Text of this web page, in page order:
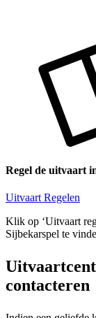
Regel de uitvaart
Uitvaart Regelen
Klik op ‘Uitvaart
Sijbekarspel te
contacteren